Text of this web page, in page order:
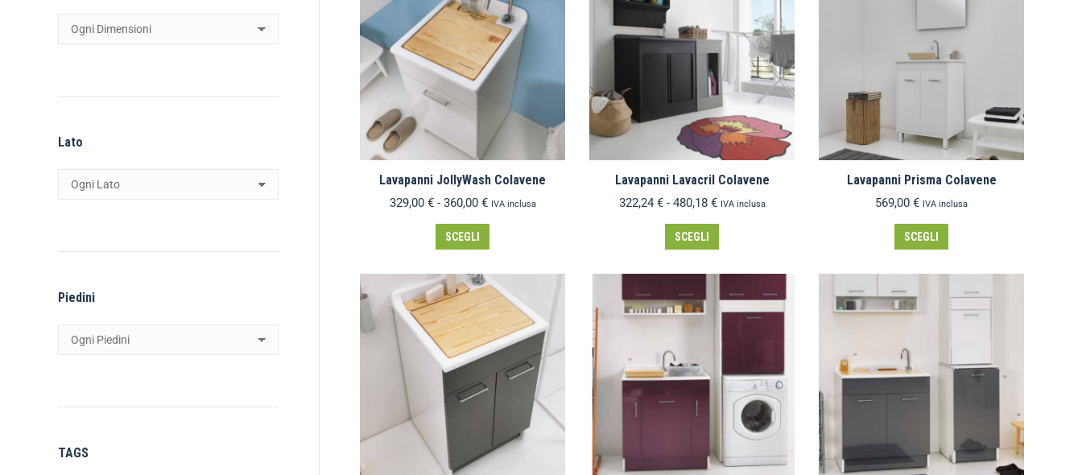
Lavapanni JollyWash Colavene
329,00 € - 360,00 € IVA inclusa
SCEGLI
Lavapanni Lavacril Colavene
322,24 € - 480,18 € IVA inclusa
SCEGLI
Lavapanni Prisma Colavene
569,00 € IVA inclusa
SCEGLI
Lato
Piedini
TAGS